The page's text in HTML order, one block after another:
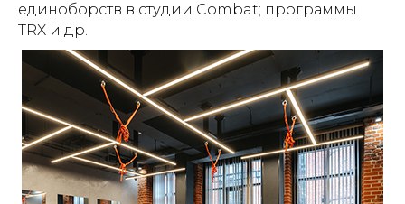
единоборств в студии Combat; программы
TRX и др.